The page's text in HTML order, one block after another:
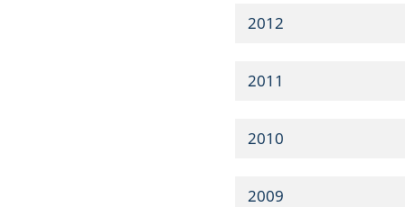
2012
2011
2010
2009